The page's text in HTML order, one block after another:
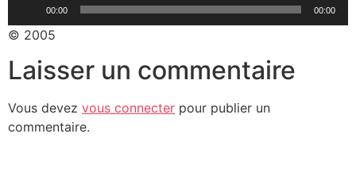
00:00 00:00
© 2005
Laisser un commentaire
Vous devez vous connecter pour publier un
commentaire.